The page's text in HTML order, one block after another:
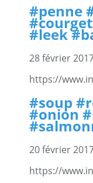
#penne
#leek
28 février
https://
#soup
#onion
20 février
https://